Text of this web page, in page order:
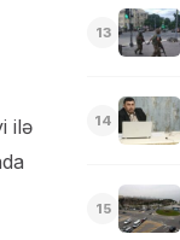
ilə
13
14
15